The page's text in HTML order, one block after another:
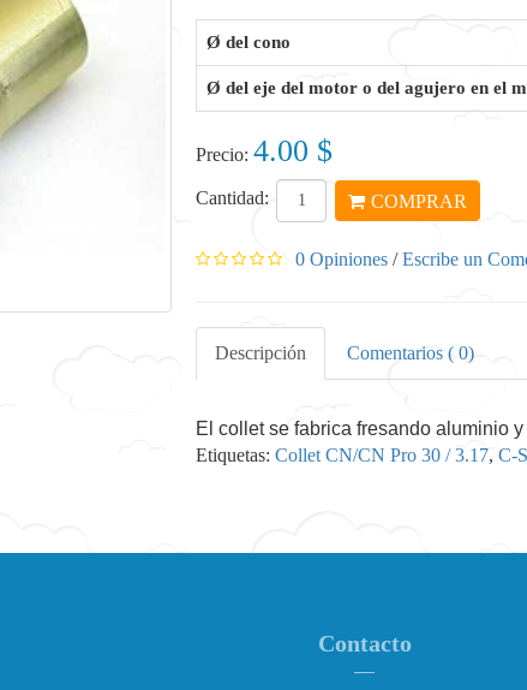
Ø del cono
Ø del eje del motor o del agujero en el
Precio: 4.00 $
Cantidad: COMPRAR
0 Opiniones /Escribe un
Descripción Comentarios ( 0)
El collet se fabrica fresando aluminio
Etiquetas: Collet CN/CN Pro 30 / 3.17, C-
Contacto